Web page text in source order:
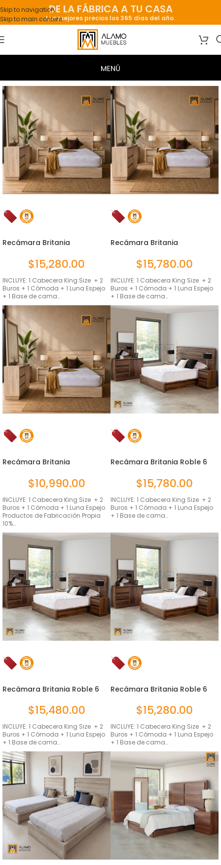
Skip to navigation
Skip to main content
DE LA FÁBRICA A TU CASA
Los mejores precios los 365 días del año.
Recámara Britania
$15,280.00
INCLUYE: 1 Cabecera King Size + 2
Buros + 1 Cómoda + 1 Luna Espejo
+ 1 Base de cama…
Recámara Britania
$15,780.00
INCLUYE: 1 Cabecera King Size + 2
Buros + 1 Cómoda + 1 Luna Espejo
+ 1 Base de cama…
Recámara Britania
$10,990.00
INCLUYE: 1 Cabecera King Size + 2
Buros + 1 Cómoda + 1 Luna Espejo
Productos de Fabricación Propia
10%…
Recámara Britania Roble 6
$15,780.00
INCLUYE: 1 Cabecera King Size + 2
Buros + 1 Cómoda + 1 Luna Espejo
+ 1 Base de cama…
Recámara Britania Roble 6
$15,480.00
INCLUYE: 1 Cabecera King Size + 2
Buros + 1 Cómoda + 1 Luna Espejo
+ 1 Base de cama…
Recámara Britania Roble 6
$15,280.00
INCLUYE: 1 Cabecera King Size + 2
Buros + 1 Cómoda + 1 Luna Espejo
+ 1 Base de cama…